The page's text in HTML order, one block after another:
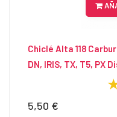
Chiclé Alta 118
DN, IRIS, TX, T5, PX
Precio
5,50 €